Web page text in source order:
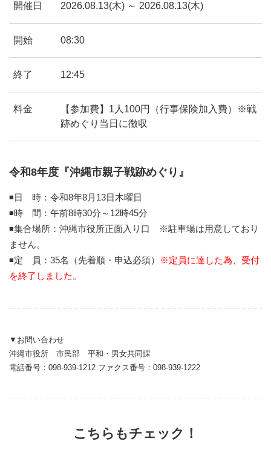
開催日 2026.08.13(木) ～ 2026.08.13(木)
開始 08:30
終了 12:45
料金
【参加費】1人100円（行事保険加入費）※戦
跡めぐり当日に徴収
令和8年度『沖縄市親子戦跡めぐり』
◾️日 時：令和8年8月13日木曜日
◾️時 間：午前8時30分～12時45分
◾️集合場所：沖縄市役所正面入り口 ※駐車場は用意しており
ません。
◾️定 員：35名（先着順・申込必須）
※定員に達した為、受付
を終了しました。
▼お問い合わせ
沖縄市役所 市民部 平和・男女共同課
電話番号：098-939-1212 ファクス番号：098-939-1222
こちらもチェック！